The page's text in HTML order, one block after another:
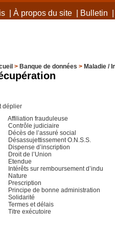
| À propos du site| Bulletin
> Banque de données > Maladie /
déplier
Affiliation frauduleuse
Contrôle judiciaire
Décès de l’assuré social
Désassujettissement O.N.S.S.
Dispense d’inscription
Droit de l’Union
Etendue
Intérêts sur remboursement d’indu
Nature
Prescription
Principe de bonne administration
Solidarité
Termes et délais
Titre exécutoire